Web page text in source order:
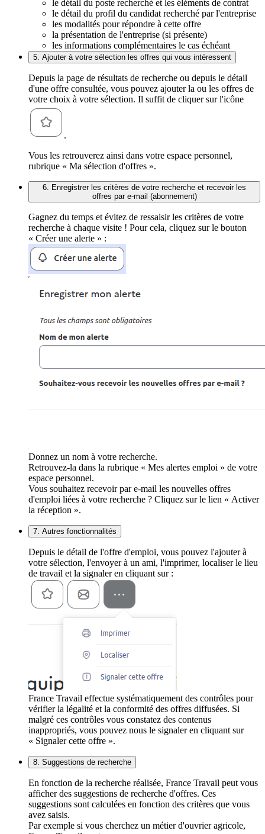
le détail du poste recherché et les éléments de contrat
le détail du profil du candidat recherché par l'entreprise
les modalités pour répondre à cette offre
la présentation de l'entreprise (si présente)
les informations complémentaires le cas échéant
5. Ajouter à votre sélection les offres qui vous intéressent
Depuis la page de résultats de recherche ou depuis le détail
d'une offre consultée, vous pouvez ajouter la ou les offres de
votre choix à votre sélection. Il suffit de cliquer sur l'icône
.
Vous les retrouverez ainsi dans votre espace personnel,
rubrique « Ma sélection d'offres ».
6. Enregistrer les critères de votre recherche et recevoir les
offres par e-mail (abonnement)
Gagnez du temps et évitez de ressaisir les critères de votre
recherche à chaque visite ! Pour cela, cliquez sur le bouton
« Créer une alerte » :
Donnez un nom à votre recherche.
Retrouvez-la dans la rubrique « Mes alertes emploi » de votre
espace personnel.
Vous souhaitez recevoir par e-mail les nouvelles offres
d'emploi liées à votre recherche ? Cliquez sur le lien « Activer
la réception ».
7. Autres fonctionnalités
Depuis le détail de l'offre d'emploi, vous pouvez l'ajouter à
votre sélection, l'envoyer à un ami, l'imprimer, localiser le lieu
de travail et la signaler en cliquant sur :
France Travail effectue systématiquement des contrôles pour
vérifier la légalité et la conformité des offres diffusées. Si
malgré ces contrôles vous constatez des contenus
inappropriés, vous pouvez nous le signaler en cliquant sur
« Signaler cette offre ».
8. Suggestions de recherche
En fonction de la recherche réalisée, France Travail peut vous
afficher des suggestions de recherche d'offres. Ces
suggestions sont calculées en fonction des critères que vous
avez saisis.
Par exemple si vous cherchez un métier d'ouvrier agricole,